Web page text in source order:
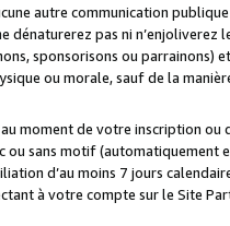
autre communication
dénaturerez pas ni
sponsorisons ou parrainons)
ou morale, sauf de la
moment de votre inscription
sans motif (automatiquement
d’au moins 7 jours
à votre compte sur le Site